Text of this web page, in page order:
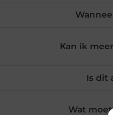
Kan ik
Is dit
Wat